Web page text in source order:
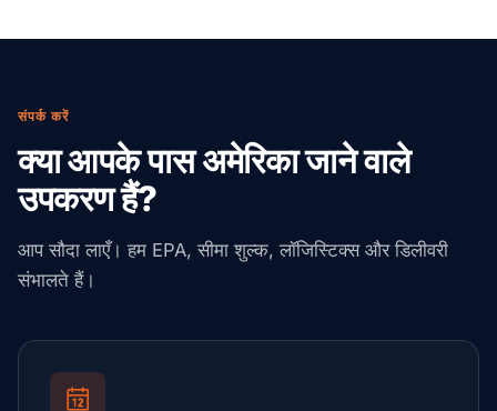
संपर्क करें
क्या आपके पास अमेरिका जाने वाले
उपकरण हैं?
आप सौदा लाएँ। हम EPA, सीमा शुल्क, लॉजिस्टिक्स और डिलीवरी
संभालते हैं।